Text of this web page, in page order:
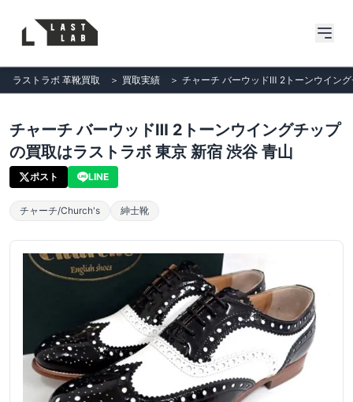
ラストラボ 革靴買取 ＞ 買取実績 ＞ チャーチ バーウッドⅢ 2トーンウイン
チャーチ バーウッドⅢ 2トーンウイングチップ
の買取はラストラボ 東京 新宿 渋谷 青山
ポスト LINE
チャーチ/Church's 紳士靴